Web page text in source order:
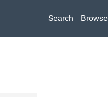
Search Browse